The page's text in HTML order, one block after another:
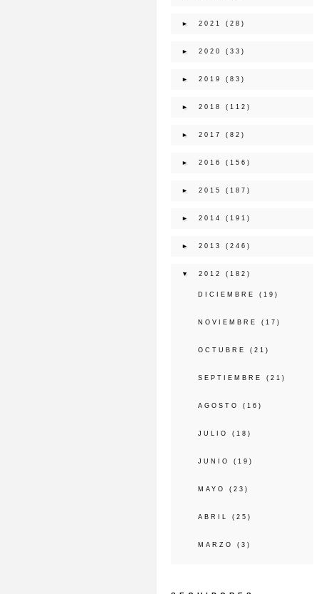
► 2021 (28)
► 2020 (33)
► 2019 (83)
► 2018 (112)
► 2017 (82)
► 2016 (156)
► 2015 (187)
► 2014 (191)
► 2013 (246)
▼ 2012 (182)
DICIEMBRE (19)
NOVIEMBRE (17)
OCTUBRE (21)
SEPTIEMBRE (21)
AGOSTO (16)
JULIO (18)
JUNIO (19)
MAYO (23)
ABRIL (25)
MARZO (3)